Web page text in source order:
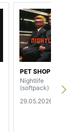
PET SHOP BOYS
Nightlife
(softpack)
29.05.2026